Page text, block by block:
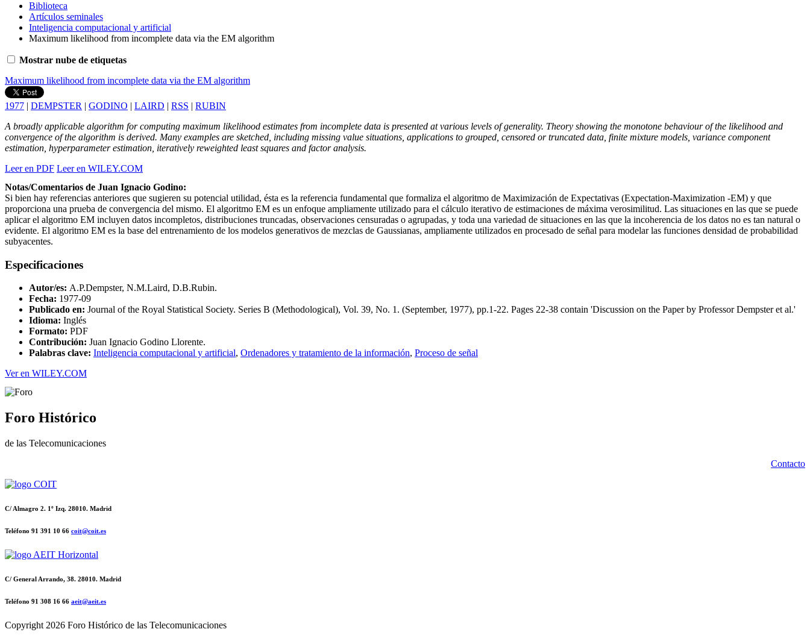
Biblioteca
Artículos seminales
Inteligencia computacional y artificial
Maximum likelihood from incomplete data via the EM algorithm
Mostrar nube de etiquetas
Maximum likelihood from incomplete data via the EM algorithm
1977 | DEMPSTER | GODINO | LAIRD | RSS | RUBIN
A broadly applicable algorithm for computing maximum likelihood estimates from incomplete data is presented at various levels of generality. Theory showing the monotone behaviour of the likelihood and
convergence of the algorithm is derived. Many examples are sketched, including missing value situations, applications to grouped, censored or truncated data, finite mixture models, variance component
estimation, hyperparameter estimation, iteratively reweighted least squares and factor analysis.
Leer en PDF Leer en WILEY.COM
Notas/Comentarios de Juan Ignacio Godino:
Si bien hay referencias anteriores que sugieren su potencial utilidad, ésta es la referencia fundamental que formaliza el algoritmo de Maximización de Expectativas (Expectation-Maximization -EM) y que
proporciona una prueba de convergencia del mismo. El algoritmo EM es un enfoque ampliamente utilizado para el cálculo iterativo de estimaciones de máxima verosimilitud. Las situaciones en las que se puede
aplicar el algoritmo EM incluyen datos incompletos, distribuciones truncadas, observaciones censuradas o agrupadas, y toda una variedad de situaciones en las que la incoherencia de los datos no es tan natural o
evidente. El algoritmo EM es la base del entrenamiento de los modelos generativos de mezclas de Gaussianas, ampliamente utilizados en procesado de señal para modelar las funciones densidad de probabilidad
subyacentes.
Especificaciones
Autor/es: A.P.Dempster, N.M.Laird, D.B.Rubin.
Fecha: 1977-09
Publicado en: Journal of the Royal Statistical Society. Series B (Methodological), Vol. 39, No. 1. (September, 1977), pp.1-22. Pages 22-38 contain 'Discussion on the Paper by Professor Dempster et al.'
Idioma: Inglés
Formato: PDF
Contribución: Juan Ignacio Godino Llorente.
Palabras clave: Inteligencia computacional y artificial, Ordenadores y tratamiento de la información, Proceso de señal
Ver en WILEY.COM
Foro Histórico
de las Telecomunicaciones
Contacto
C/ Almagro 2. 1º Izq. 28010. Madrid
Teléfono 91 391 10 66 coit@coit.es
C/ General Arrando, 38. 28010. Madrid
Teléfono 91 308 16 66 aeit@aeit.es
Copyright 2026 Foro Histórico de las Telecomunicaciones